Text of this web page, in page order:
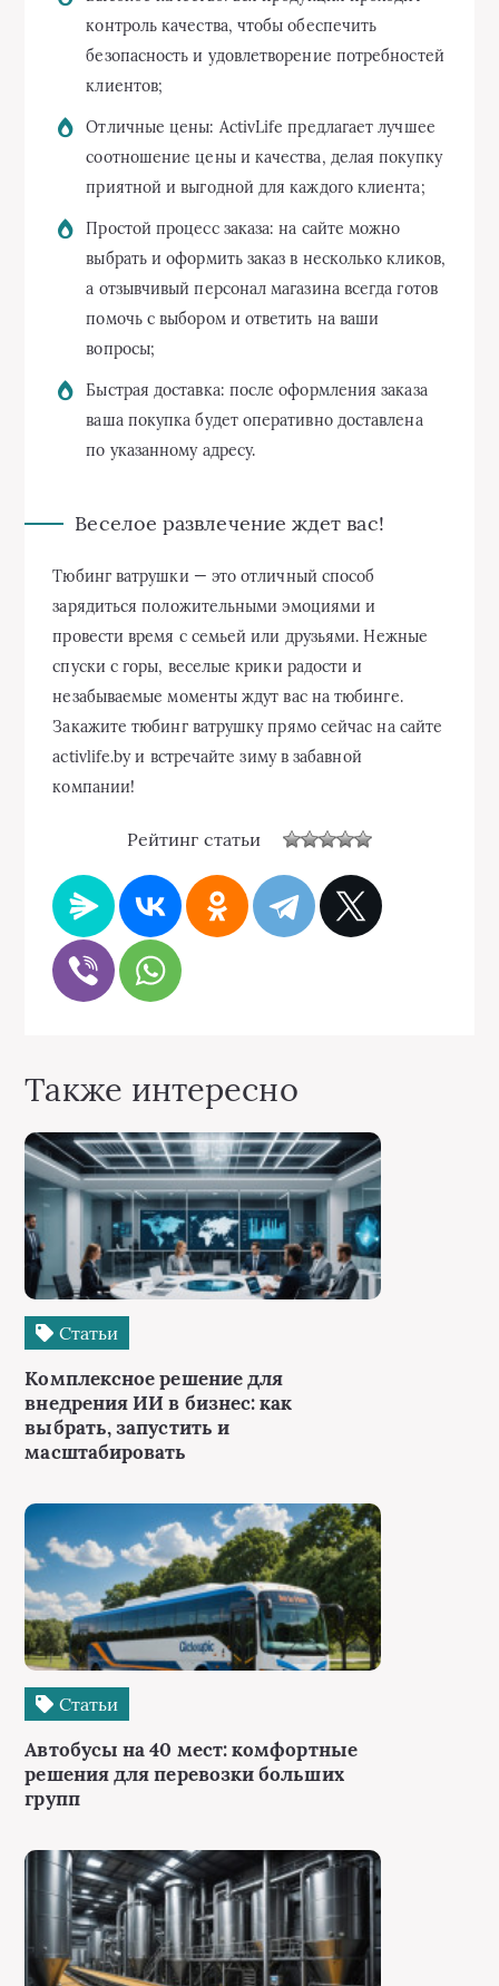
контроль качества, чтобы обеспечить
безопасность и удовлетворение потребностей
клиентов;
Отличные цены: ActivLife предлагает лучшее
соотношение цены и качества, делая покупку
приятной и выгодной для каждого клиента;
Простой процесс заказа: на сайте можно
выбрать и оформить заказ в несколько кликов,
а отзывчивый персонал магазина всегда готов
помочь с выбором и ответить на ваши
вопросы;
Быстрая доставка: после оформления заказа
ваша покупка будет оперативно доставлена
по указанному адресу.
Веселое развлечение ждет вас!
Тюбинг ватрушки — это отличный способ
зарядиться положительными эмоциями и
провести время с семьей или друзьями. Нежные
спуски с горы, веселые крики радости и
незабываемые моменты ждут вас на тюбинге.
Закажите тюбинг ватрушку прямо сейчас на сайте
activlife.by и встречайте зиму в забавной
компании!
Рейтинг статьи
Также интересно
Статьи
Комплексное решение для
внедрения ИИ в бизнес: как
выбрать, запустить и
масштабировать
Статьи
Автобусы на 40 мест: комфортные
решения для перевозки больших
групп